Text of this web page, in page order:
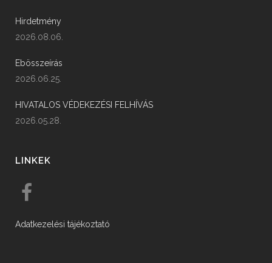
Hirdetmény
2026.08.06.
Ebösszeírás
2026.06.25.
HIVATALOS VÉDEKEZÉSI FELHÍVÁS
2026.05.28.
LINKEK
Adatkezelési tájékoztató